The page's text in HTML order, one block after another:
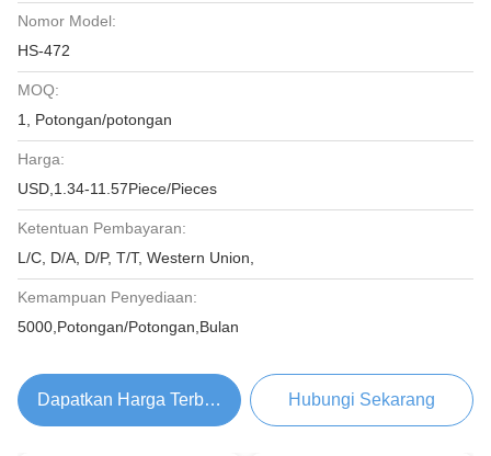
Nomor Model:
HS-472
MOQ:
1, Potongan/potongan
Harga:
USD,1.34-11.57Piece/Pieces
Ketentuan Pembayaran:
L/C, D/A, D/P, T/T, Western Union,
Kemampuan Penyediaan:
5000,Potongan/Potongan,Bulan
Dapatkan Harga Terbaik Hubungi Sekarang